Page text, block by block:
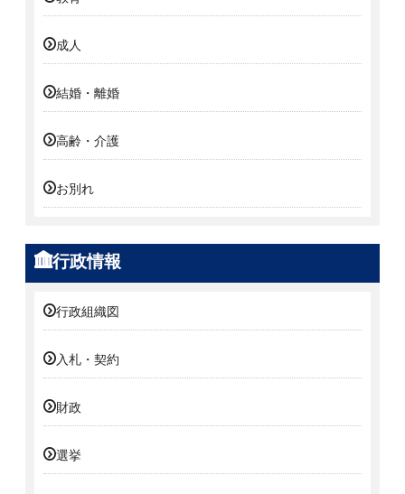
成人
結婚・離婚
高齢・介護
お別れ
行政情報
行政組織図
入札・契約
財政
選挙